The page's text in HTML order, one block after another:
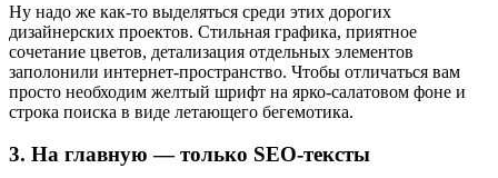
Ну надо же как-то выделяться среди этих дорогих
дизайнерских проектов. Стильная графика, приятное
сочетание цветов, детализация отдельных элементов
заполонили интернет-пространство. Чтобы отличаться вам
просто необходим желтый шрифт на ярко-салатовом фоне и
строка поиска в виде летающего бегемотика.
3. На главную — только SEO-тексты